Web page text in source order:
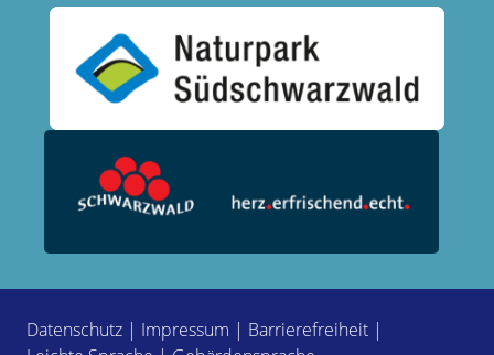
Datenschutz | Impressum | Barrierefreiheit |